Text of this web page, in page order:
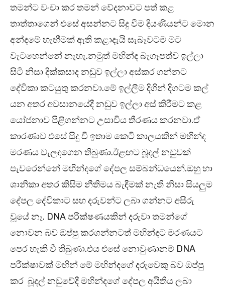
තමන්ට වංචා කර තමන් වේදනාවට පත් කළ
තාත්තාගෙන් එසේ අසන්නට සිදු වීම දියණියන්ට මොන
අන්දමේ හැඟීමක් ඇති කළාදැයි සැබෑවටම මට
වැටහෙන්නේ නැහැ.නමුත් මහින්ද බැගෑපත්ව ඉල්ලා
සිටි නිසා දික්කසාද නඩුව ඉල්ලා අස්කර ගන්නට
දේවිකා කටයුතු කරනවා.මේ ඉල්ලීම දිගින් දිගටම කල්
යන අතර අවසානයේදී නඩුව ඉල්ලා අස් කිරීමට කළ
යෝජනාව පිළිගන්නට උසාවිය තීරණය කරනවා.ඒ
කාරණාව එසේ සිදු වී ඉතාම කෙටි කාලයකින් මහින්ද
මරණය වැලඳගෙන තිබුණා.ඊළඟට බූදල් නඩුවක්
පැවරෙන්නේ මහින්දගේ දේපල සම්බන්ධයෙන්.ඔහු හා
ශානිකා අතර කිසිම නීතිමය බැඳීමක් නැති නිසා සියලුම
දේපල දේවිකාට සහ දරුවන්ට ලබා ගන්නට අසීරු
වූයේ නෑ. DNA පරීක්ෂණයකින් දරුවා තමන්ගේ
නොවන බව ඔප්පු කරගන්නටත් මහින්දට මරණයට
පෙර හැකි වී තිබුණා.එය එසේ නොවුණානම් DNA
පරීක්ෂාවක් මඟින් මේ මහින්දගේ දරුවෙකු බව ඔප්පු
කර බූදල් නඩුවේදී මහින්දගේ දේපල අයිතිය ලබා